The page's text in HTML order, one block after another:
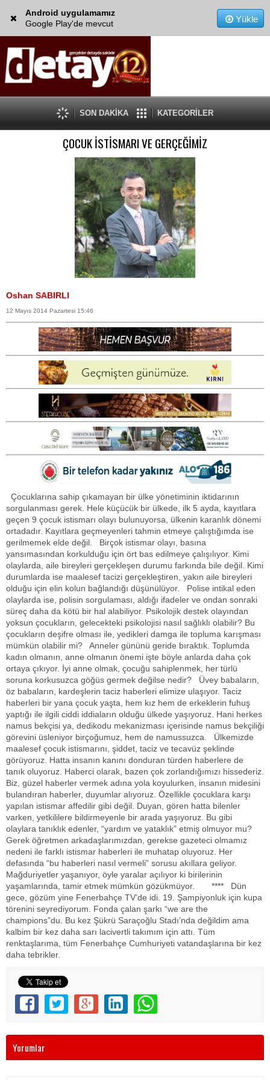
Android uygulamamız
Google Play'de mevcut
Yükle
SON DAKİKA KATEGORİLER
ÇOCUK İSTİSMARI VE GERÇEĞİMİZ
Oshan SABIRLI
12 Mayıs 2014 Pazartesi 15:46
Çocuklarına sahip çıkamayan bir ülke yönetiminin iktidarının
sorgulanması gerek. Hele küçücük bir ülkede, ilk 5 ayda, kayıtlara
geçen 9 çocuk istismarı olayı bulunuyorsa, ülkenin karanlık dönemi
ortadadır. Kayıtlara geçmeyenleri tahmin etmeye çalıştığımda ise
gerilmemek elde değil. Birçok istismar olayı, basına
yansımasından korkulduğu için ört bas edilmeye çalışılıyor. Kimi
olaylarda, aile bireyleri gerçekleşen durumu farkında bile değil. Kimi
durumlarda ise maalesef tacizi gerçekleştiren, yakın aile bireyleri
olduğu için elin kolun bağlandığı düşünülüyor. Polise intikal eden
olaylarda ise, polisin sorgulaması, aldığı ifadeler ve ondan sonraki
süreç daha da kötü bir hal alabiliyor. Psikolojik destek olayından
yoksun çocukların, gelecekteki psikolojisi nasıl sağlıklı olabilir? Bu
çocukların deşifre olması ile, yedikleri damga ile topluma karışması
mümkün olabilir mi? Anneler gününü geride bıraktık. Toplumda
kadın olmanın, anne olmanın önemi işte böyle anlarda daha çok
ortaya çıkıyor. İyi anne olmak, çocuğu sahiplenmek, her türlü
soruna korkusuzca göğüs germek değilse nedir? Üvey babaların,
öz babaların, kardeşlerin taciz haberleri elimize ulaşıyor. Taciz
haberleri bir yana çocuk yaşta, hem kız hem de erkeklerin fuhuş
yaptığı ile ilgili ciddi iddiaların olduğu ülkede yaşıyoruz. Hani herkes
namus bekçisi ya, dedikodu mekanizması içerisinde namus bekçiliği
görevini üsleniyor birçoğumuz, hem de namussuzca. Ülkemizde
maalesef çocuk istismarını, şiddet, taciz ve tecavüz şeklinde
görüyoruz. Hatta insanın kanını donduran türden haberlere de
tanık oluyoruz. Haberci olarak, bazen çok zorlandığımızı hissederiz.
Biz, güzel haberler vermek adına yola koyulurken, insanın midesini
bulandıran haberler, duyumlar alıyoruz. Özellikle çocuklara karşı
yapılan istismar affedilir gibi değil. Duyan, gören hatta bilenler
varken, yetkililere bildirmeyenle bir arada yaşıyoruz. Bu gibi
olaylara tanıklık edenler, “yardım ve yataklık” etmiş olmuyor mu?
Gerek öğretmen arkadaşlarımızdan, gerekse gazeteci olmamız
nedeni ile farklı istismar haberleri ile muhatap oluyoruz. Her
defasında “bu haberleri nasıl vermeli” sorusu akıllara geliyor.
Mağduriyetler yaşanıyor, öyle yaralar açılıyor ki birilerinin
yaşamlarında, tamir etmek mümkün gözükmüyor. **** Dün
gece, gözüm yine Fenerbahçe TV’de idi. 19. Şampiyonluk için kupa
törenini seyrediyorum. Fonda çalan şarkı “we are the
champions”du. Bu kez Şükrü Saraçoğlu Stadı’nda değildim ama
kalbim bir kez daha sarı lacivertli takımım için attı. Tüm
renktaşlarıma, tüm Fenerbahçe Cumhuriyeti vatandaşlarına bir kez
daha tebrikler.
Yorumlar